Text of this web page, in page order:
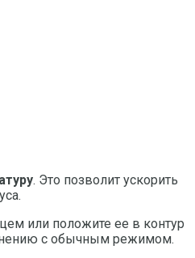
. Это позволит ускорить
или положите ее в контур
с обычным режимом.